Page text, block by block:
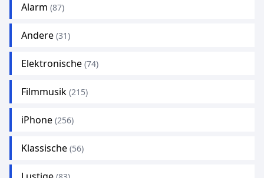
Alarm (87)
Andere (31)
Elektronische (74)
Filmmusik (215)
iPhone (256)
Klassische (56)